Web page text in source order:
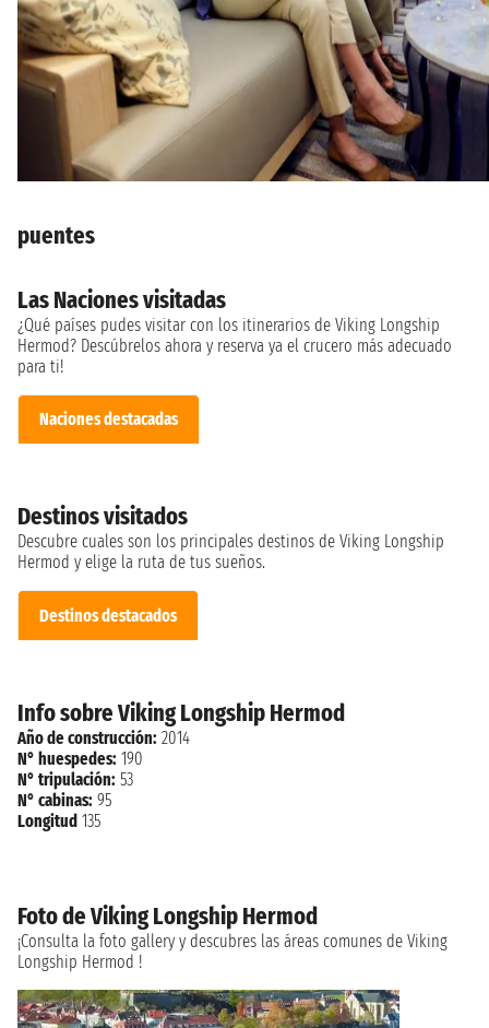
puentes
Las Naciones visitadas
¿Qué países pudes visitar con los itinerarios de Viking Longship
Hermod? Descúbrelos ahora y reserva ya el crucero más adecuado
para ti!
Naciones destacadas
Destinos visitados
Descubre cuales son los principales destinos de Viking Longship
Hermod y elige la ruta de tus sueños.
Destinos destacados
Info sobre Viking Longship Hermod
Año de construcción: 2014
N° huespedes: 190
N° tripulación: 53
N° cabinas: 95
Longitud 135
Foto de Viking Longship Hermod
¡Consulta la foto gallery y descubres las áreas comunes de Viking
Longship Hermod !